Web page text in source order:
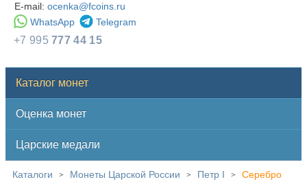
E-mail: ocenka@fcoins.ru
WhatsApp
Telegram
+7 995777 44 15
Каталог монет
Оценка монет
Царские медали
Каталоги > Монеты Царской России > Петр I > Серебро